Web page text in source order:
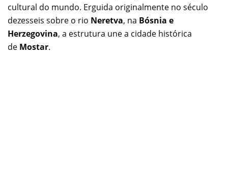
cultural do mundo. Erguida originalmente no século
dezesseis sobre o rio Neretva, na Bósnia e
Herzegovina, a estrutura une a cidade histórica
de Mostar.